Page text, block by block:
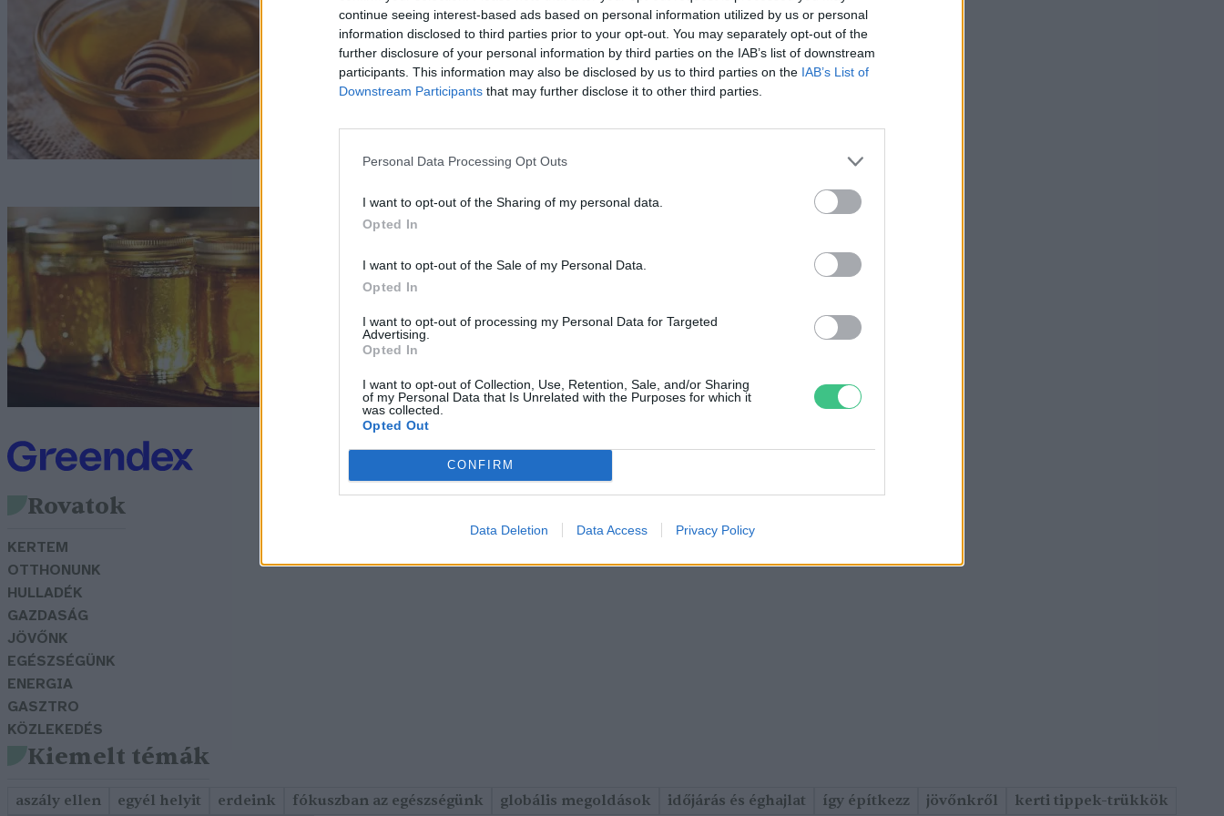
continue seeing interest-based ads based on personal information utilized by us or personal
information disclosed to third parties prior to your opt-out. You may separately opt-out of the
further disclosure of your personal information by third parties on the IAB’s list of downstream
participants. This information may also be disclosed by us to third parties on the IAB’s List of
Downstream Participants that may further disclose it to other third parties.
Personal Data Processing Opt Outs
I want to opt-out of the Sharing of my personal data.
Opted In
I want to opt-out of the Sale of my Personal Data.
Opted In
I want to opt-out of processing my Personal Data for Targeted
Advertising.
Opted In
I want to opt-out of Collection, Use, Retention, Sale, and/or Sharing
of my Personal Data that Is Unrelated with the Purposes for which it
was collected.
Opted Out
CONFIRM
Data Deletion Data Access Privacy Policy
Nagyot zuhant a magyar méz ára
a kínaié miatt
Greendex Szemle
Rovatok
KERTEM
OTTHONUNK
HULLADÉK
GAZDASÁG
JÖVŐNK
EGÉSZSÉGÜNK
ENERGIA
GASZTRO
KÖZLEKEDÉS
Kiemelt témák
aszály ellen egyél helyit erdeink fókuszban az egészségünk globális megoldások időjárás és éghajlat így építkezz jövőnkről kerti tippek-trükkök